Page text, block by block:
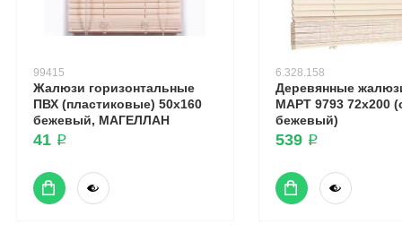
99415
Жалюзи горизонтальные
ПВХ (пластиковые) 50х160
бежевый, МАГЕЛЛАН
41 ₽
6.328.158
Деревянные
МАРТ 9793 72x200
бежевый)
539 ₽